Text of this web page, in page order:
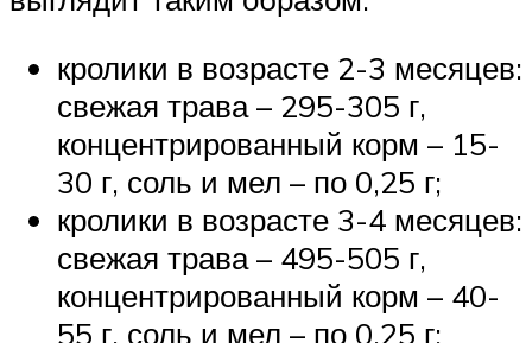
кролики в возрасте 2-3 месяцев:
свежая трава – 295-305 г,
концентрированный корм – 15-
30 г, соль и мел – по 0,25 г;
кролики в возрасте 3-4 месяцев:
свежая трава – 495-505 г,
концентрированный корм – 40-
55 г, соль и мел – по 0,25 г;